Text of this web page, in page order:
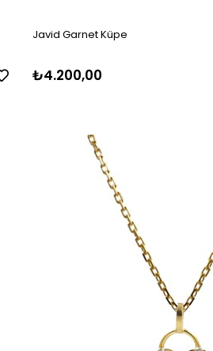
Javid Garnet Küpe
₺4.200,00